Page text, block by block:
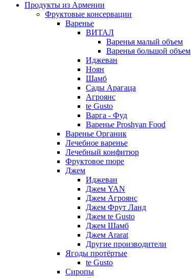
Продукты из Армении
Фруктовые консервации
Варенье
ВИТАЛ
Варенья малый объем
Варенья большой объем
Иджеван
Ноян
Шамб
Сады Арагаца
Агроянс
te Gusto
Варга - Фуд
Варенье Proshyan Food
Варенье Органик
Лечебное варенье
Лечебный конфитюр
Фруктовое пюре
Джем
Иджеван
Джем YAN
Джем Агроянс
Джем Фрут Ланд
Джем te Gusto
Джем Шамб
Джем Ararat
Другие производители
Ягоды протёртые
te Gusto
Сиропы